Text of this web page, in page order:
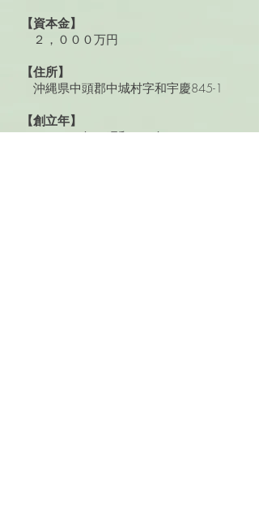
【資本金】
２，０００万円
【住所】
沖縄県中頭郡中城村字和宇慶845-1
【創立年】
１９７７年（昭和５２年）